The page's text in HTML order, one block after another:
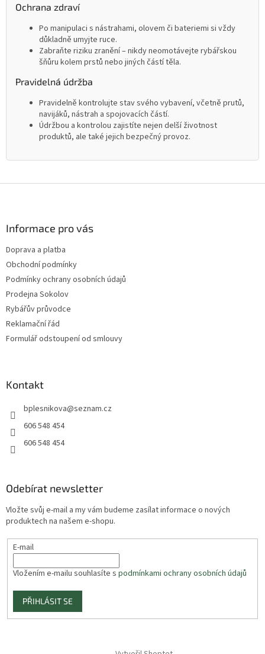
Ochrana zdraví
Po manipulaci s nástrahami, olovem či bateriemi si vždy
důkladně umyjte ruce.
Zabraňte riziku zranění – nikdy neomotávejte rybářskou
šňůru kolem prstů nebo jiných částí těla.
Pravidelná údržba
Pravidelně kontrolujte stav svého vybavení, včetně prutů,
navijáků, nástrah a spojovacích částí.
Údržbou a kontrolou zajistíte nejen delší životnost
produktů, ale také jejich bezpečný provoz.
Informace pro vás
Doprava a platba
Obchodní podmínky
Podmínky ochrany osobních údajů
Prodejna Sokolov
Rybářův průvodce
Reklamační řád
Formulář odstoupení od smlouvy
Kontakt
bplesnikova@seznam.cz
606 548 454
606 548 454
Odebírat newsletter
Vložte svůj e-mail a my vám budeme zasílat informace o nových
produktech na našem e-shopu.
E-mail
Vložením e-mailu souhlasíte s podmínkami ochrany osobních údajů
PŘIHLÁSIT SE